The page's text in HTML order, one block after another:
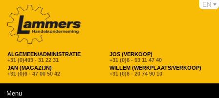
ALGEMEEN/ADMINISTRATIE
+31 (0)493 - 31 22 31
JOS (VERKOOP)
+31 (0)6 - 53 11 47 40
JAN (MAGAZIJN)
+31 (0)6 - 47 00 50 42
WILLEM (WERKPLAATS/VERKOOP)
+31 (0)6 - 20 74 90 10
EN
Menu